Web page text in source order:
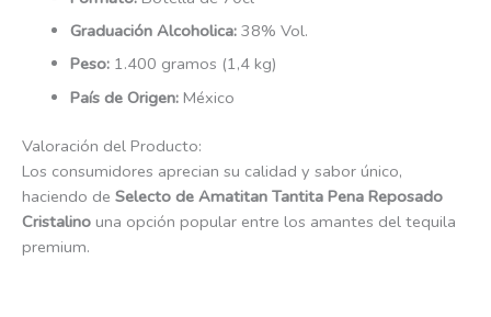
Graduación Alcoholica:38% Vol.
Peso:1.400 gramos (1,4 kg)
País de Origen:México
Valoración del Producto:
Los consumidores aprecian su calidad y sabor único,
haciendo de Selecto de Amatitan Tantita Pena Reposado
Cristalino una opción popular entre los amantes del tequila
premium.